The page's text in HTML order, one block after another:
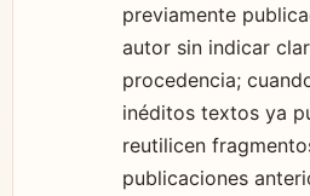
previamente
autor sin indicar
procedencia;
inéditos textos ya
reutilicen
publicaciones